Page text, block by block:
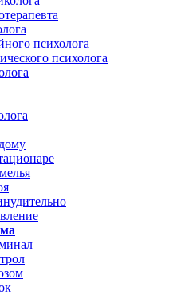
психолога
психолога